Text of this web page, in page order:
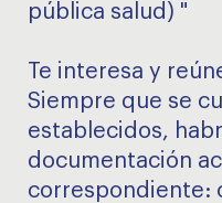
pública salud) "
Te interesa y
Siempre que se
establecidos,
documentación
correspondiente: